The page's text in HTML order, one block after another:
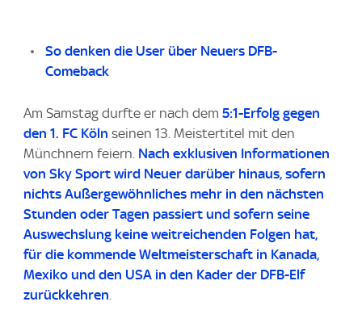
So denken die User über Neuers DFB-
Comeback
Am Samstag durfte er nach dem 5:1-Erfolg gegen
den 1. FC Köln seinen 13. Meistertitel mit den
Münchnern feiern. Nach exklusiven Informationen
von Sky Sport wird Neuer darüber hinaus, sofern
nichts Außergewöhnliches mehr in den nächsten
Stunden oder Tagen passiert und sofern seine
Auswechslung keine weitreichenden Folgen hat,
für die kommende Weltmeisterschaft in Kanada,
Mexiko und den USA in den Kader der DFB-Elf
zurückkehren